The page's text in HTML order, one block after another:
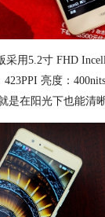
采用5.2寸 FHD
亮度：
是在阳光下也能清